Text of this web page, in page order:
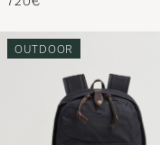
OUTDOOR